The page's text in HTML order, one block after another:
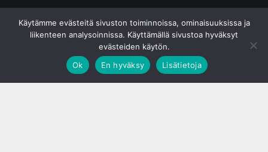
Käytämme evästeitä sivuston toiminnoissa, ominaisuuksissa ja
liikenteen analysoinnissa. Käyttämällä sivustoa hyväksyt
evästeiden käytön.
Ok
En hyväksy Lisätietoja